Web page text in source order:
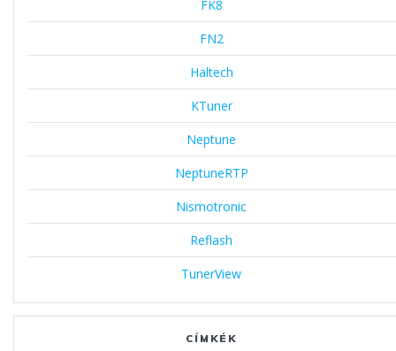
FK8
FN2
Haltech
KTuner
Neptune
NeptuneRTP
Nismotronic
Reflash
TunerView
CÍMKÉK